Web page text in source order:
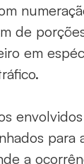
de
em
para
a